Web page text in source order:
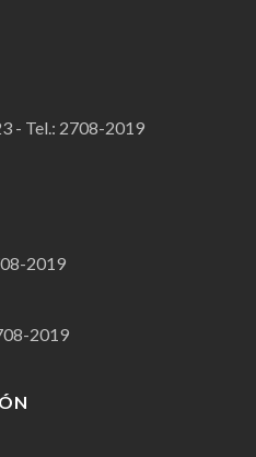
- Tel.: 2708-2019
2019
2019